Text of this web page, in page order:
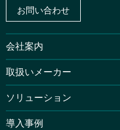
お問い合わせ
会社案内
取扱いメーカー
ソリューション
導入事例